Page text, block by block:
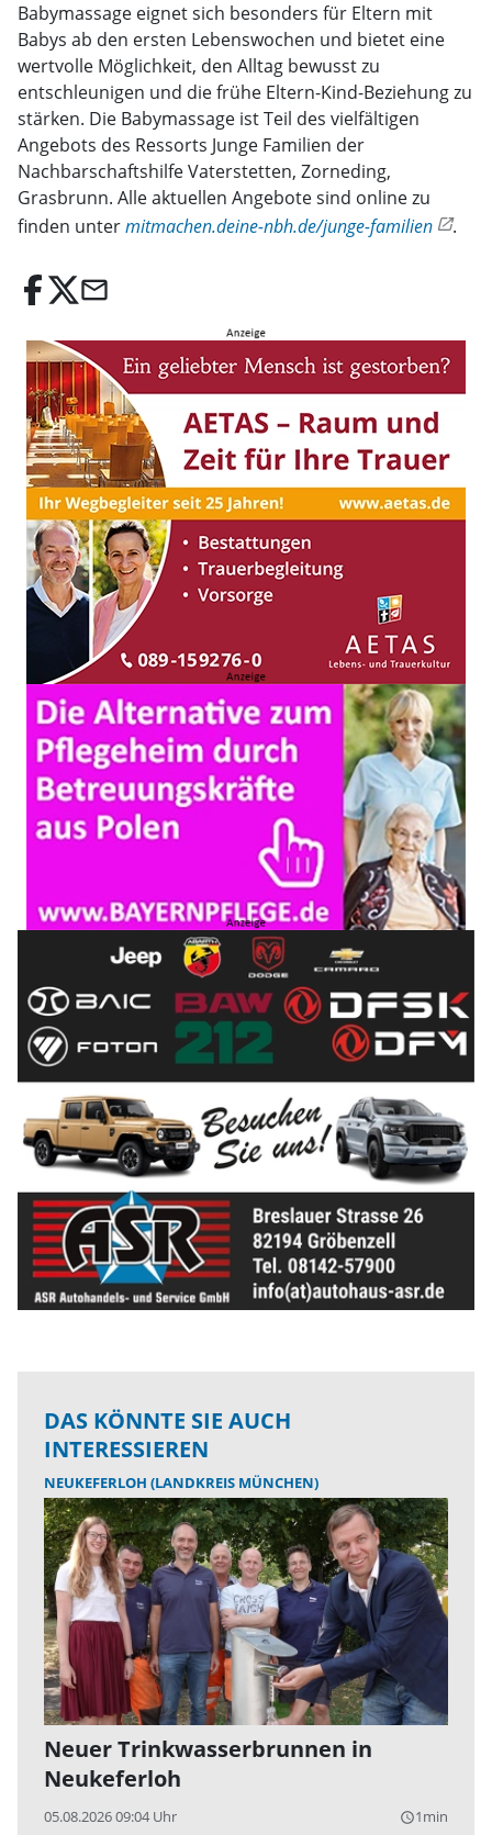
Babymassage eignet sich besonders für Eltern mit
Babys ab den ersten Lebenswochen und bietet eine
wertvolle Möglichkeit, den Alltag bewusst zu
entschleunigen und die frühe Eltern-Kind-Beziehung zu
stärken. Die Babymassage ist Teil des vielfältigen
Angebots des Ressorts Junge Familien der
Nachbarschaftshilfe Vaterstetten, Zorneding,
Grasbrunn. Alle aktuellen Angebote sind online zu
finden untermitmachen.deine-nbh.de/junge-familien .
email
DAS KÖNNTE SIE AUCH
INTERESSIEREN
NEUKEFERLOH (LANDKREIS MÜNCHEN)
Neuer Trinkwasserbrunnen in
Neukeferloh
05.08.2026 09:04 Uhr query_builder1min